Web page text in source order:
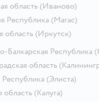
область (Иваново)
Республика (Магас)
область (Иркутск)
Балкарская Республика
область
(Элиста)
область (Калуга)